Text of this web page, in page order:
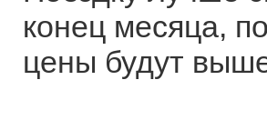
конец месяца,
цены будут